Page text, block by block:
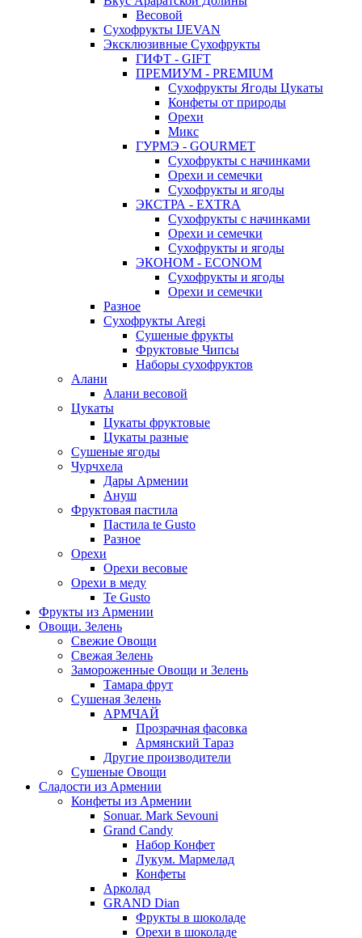
Весовой
Сухофрукты IJEVAN
Эксклюзивные Сухофрукты
ГИФТ - GIFT
ПРЕМИУМ - PREMIUM
Сухофрукты Ягоды Цукаты
Конфеты от природы
Орехи
Микс
ГУРМЭ - GOURMET
Сухофрукты с начинками
Орехи и семечки
Сухофрукты и ягоды
ЭКСТРА - EXTRA
Сухофрукты с начинками
Орехи и семечки
Сухофрукты и ягоды
ЭКОНОМ - ECONOM
Сухофрукты и ягоды
Орехи и семечки
Разное
Сухофрукты Aregi
Сушеные фрукты
Фруктовые Чипсы
Наборы сухофруктов
Алани
Алани весовой
Цукаты
Цукаты фруктовые
Цукаты разные
Сушеные ягоды
Чурчхела
Дары Армении
Ануш
Фруктовая пастила
Пастила te Gusto
Разное
Орехи
Орехи весовые
Орехи в меду
Te Gusto
Фрукты из Армении
Овощи. Зелень
Свежие Овощи
Свежая Зелень
Замороженные Овощи и Зелень
Тамара фрут
Сушеная Зелень
АРМЧАЙ
Прозрачная фасовка
Армянский Тараз
Другие производители
Сушеные Овощи
Сладости из Армении
Конфеты из Армении
Sonuar. Mark Sevouni
Grand Candy
Набор Конфет
Лукум. Мармелад
Конфеты
Арколад
GRAND Dian
Фрукты в шоколаде
Орехи в шоколаде